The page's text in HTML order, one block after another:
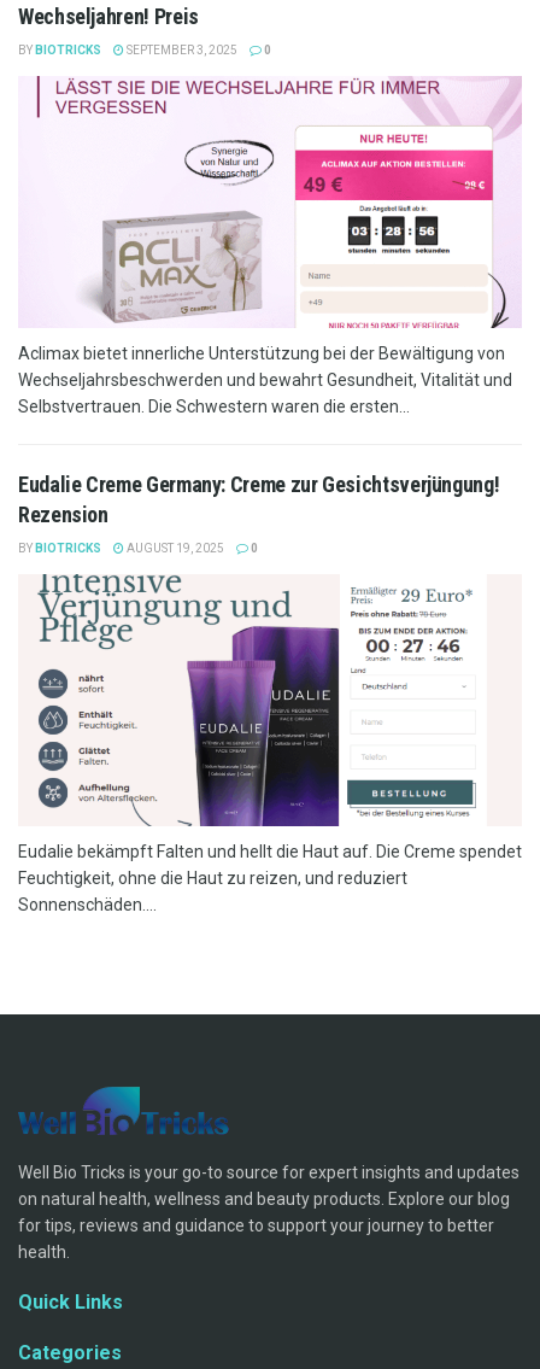
Wechseljahren! Preis
BY BIOTRICKS SEPTEMBER 3, 2025 0
Aclimax bietet innerliche Unterstützung bei der Bewältigung von
Wechseljahrsbeschwerden und bewahrt Gesundheit, Vitalität und
Selbstvertrauen. Die Schwestern waren die ersten...
Eudalie Creme Germany: Creme zur Gesichtsverjüngung!
Rezension
BY BIOTRICKS AUGUST 19, 2025 0
Eudalie bekämpft Falten und hellt die Haut auf. Die Creme spendet
Feuchtigkeit, ohne die Haut zu reizen, und reduziert
Sonnenschäden....
Well Bio Tricks is your go-to source for expert insights and updates
on natural health, wellness and beauty products. Explore our blog
for tips, reviews and guidance to support your journey to better
health.
Quick Links
Categories